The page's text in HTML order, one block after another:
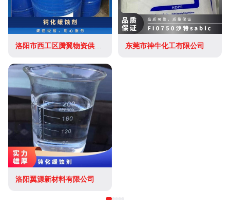
洛阳市西工区腾翼物资供应站 东莞市神牛化工有限公司
洛阳翼源新材料有限公司